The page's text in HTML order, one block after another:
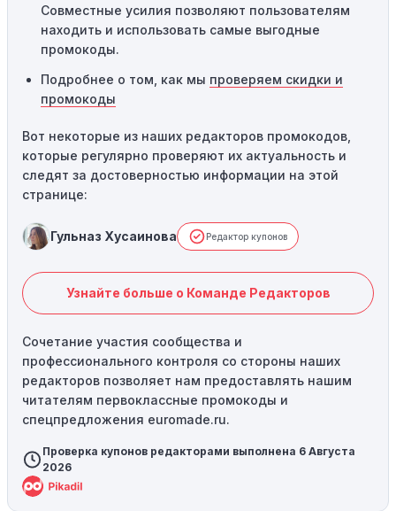
Совместные усилия позволяют пользователям
находить и использовать самые выгодные
промокоды.
Подробнее о том, как мы проверяем скидки и
промокоды
Вот некоторые из наших редакторов промокодов,
которые регулярно проверяют их актуальность и
следят за достоверностью информации на этой
странице:
Гульназ Хусаинова Редактор купонов
Узнайте больше о Команде Редакторов
Сочетание участия сообщества и
профессионального контроля со стороны наших
редакторов позволяет нам предоставлять нашим
читателям первоклассные промокоды и
спецпредложения euromade.ru.
Проверка купонов редакторами выполнена 6 Августа
2026